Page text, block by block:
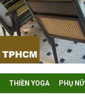
THIỀN YOGA PHỤ NỮ